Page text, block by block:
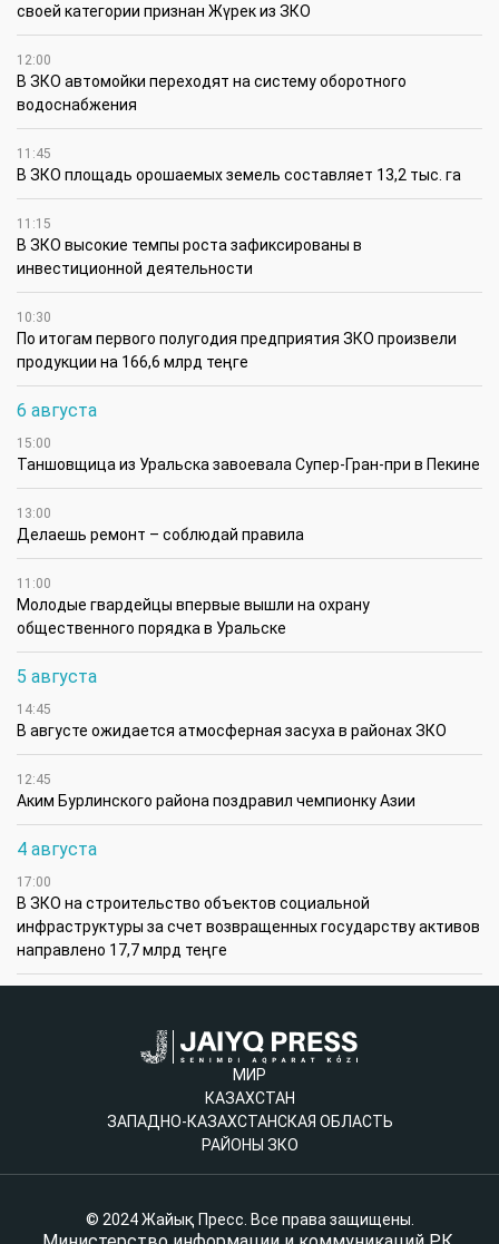
своей категории признан Жүрек из ЗКО
12:00
В ЗКО автомойки переходят на систему оборотного
водоснабжения
11:45
В ЗКО площадь орошаемых земель составляет 13,2 тыс. га
11:15
В ЗКО высокие темпы роста зафиксированы в
инвестиционной деятельности
10:30
По итогам первого полугодия предприятия ЗКО произвели
продукции на 166,6 млрд теңге
6 августа
15:00
Таншовщица из Уральска завоевала Супер-Гран-при в Пекине
13:00
Делаешь ремонт – соблюдай правила
11:00
Молодые гвардейцы впервые вышли на охрану
общественного порядка в Уральске
5 августа
14:45
В августе ожидается атмосферная засуха в районах ЗКО
12:45
Аким Бурлинского района поздравил чемпионку Азии
4 августа
17:00
В ЗКО на строительство объектов социальной
инфраструктуры за счет возвращенных государству активов
направлено 17,7 млрд теңге
МИР
КАЗАХСТАН
ЗАПАДНО-КАЗАХСТАНСКАЯ ОБЛАСТЬ
РАЙОНЫ ЗКО
© 2024 Жайық Пресс. Все права защищены.